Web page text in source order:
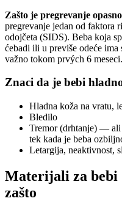
Zašto je pregrevanje
pregrevanje jedan od faktora
odojčeta (SIDS). Beba koja
ćebadi ili u previše odeće
važno tokom prvých 6 meseci.
Znaci da je bebi
Hladna koža na vratu,
Bledilo
Tremor (drhtanje) — ali
tek kada je beba
Letargija, neaktivnost,
Materijali za bebi
zašto